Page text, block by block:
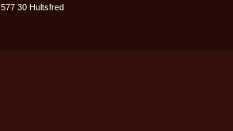
577 30 Hultsfred